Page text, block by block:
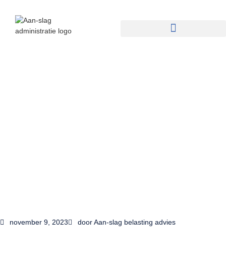
november 9, 2023 doorAan-slag belasting advies